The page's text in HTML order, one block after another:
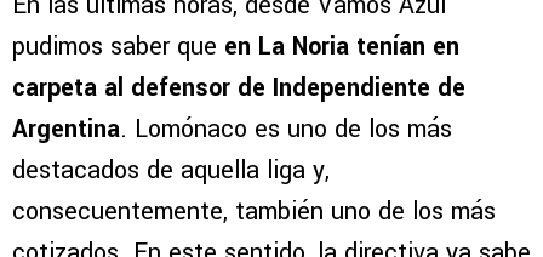
En las últimas horas, desde Vamos Azul
pudimos saber que
en La Noria tenían en
carpeta al defensor de Independiente de
Argentina
. Lomónaco es uno de los más